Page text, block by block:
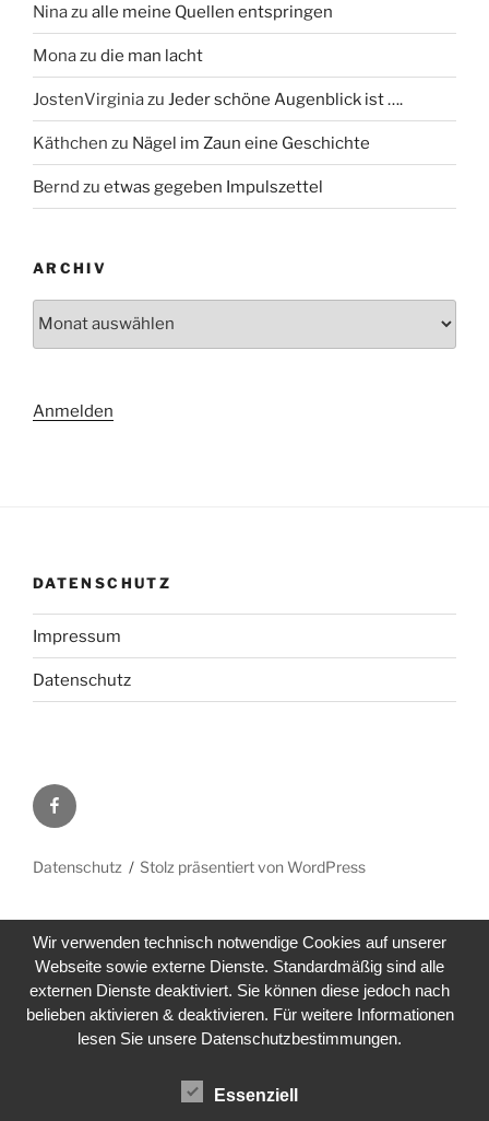
Ninazu alle meine Quellen entspringen
Monazu die man lacht
JostenVirginiazu Jeder schöne Augenblick ist ….
Käthchen zu Nägel im Zaun eine Geschichte
Bernd zu etwas gegeben Impulszettel
ARCHIV
Anmelden
DATENSCHUTZ
Impressum
Datenschutz
Facebook
Datenschutz Stolz präsentiert von WordPress
Wir verwenden technisch notwendige Cookies auf unserer
Webseite sowie externe Dienste. Standardmäßig sind alle
externen Dienste deaktiviert. Sie können diese jedoch nach
belieben aktivieren & deaktivieren. Für weitere Informationen
lesen Sie unsere Datenschutzbestimmungen.
Essenziell